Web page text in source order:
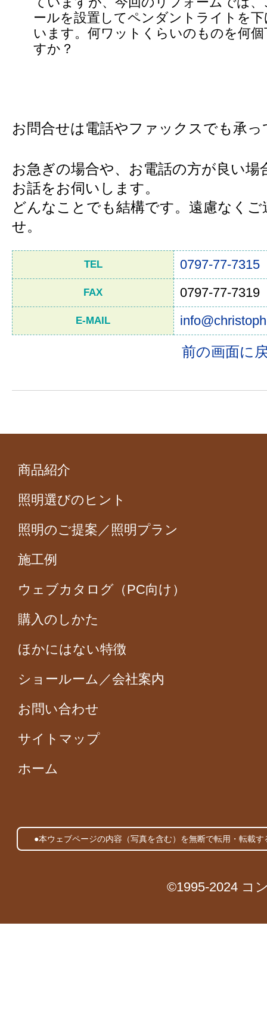
ールを設置してペンダントライトを
います。何ワットくらいのものを何
すか？
お問合せは電話やファックスでも承
お急ぎの場合や、お電話の方が良い場
お話をお伺いします。
どんなことでも結構です。遠慮なくご
せ。
TEL 0797-77-7315
FAX 0797-77-7319
E-MAIL
前の画面に
商品紹介
照明選びのヒント
照明のご提案／照明プラン
施工例
ウェブカタログ（PC向け）
購入のしかた
ほかにはない特徴
ショールーム／会社案内
お問い合わせ
サイトマップ
ホーム
●本ウェブページの内容（写真を含む）を無断で転用・転載
©1995-2024 コ